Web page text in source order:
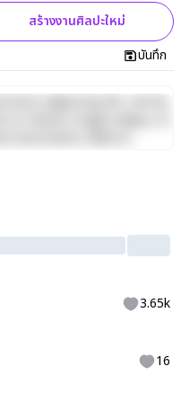
สร้างงานศิลปะใหม่
บันทึก
adipiscing elit, sed do
consequat. Duis aute irure
esse cillum dolore eu
cupidatat non
mollit anim id est
3.65k
16